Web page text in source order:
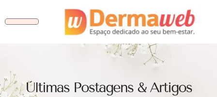
Ùltimas Postagens & Artigos